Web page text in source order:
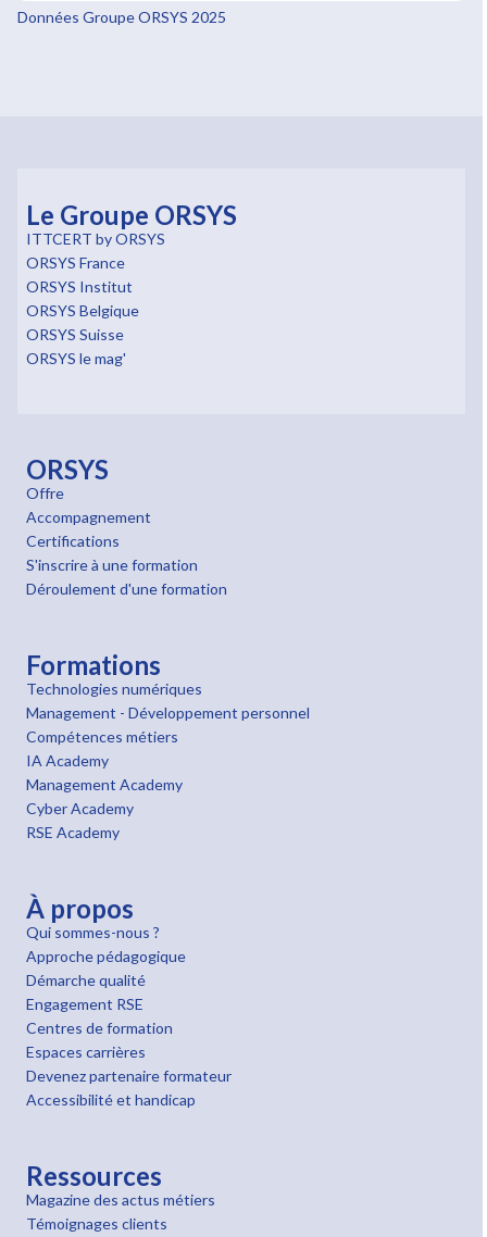
Données Groupe ORSYS 2025
Le Groupe ORSYS
ITTCERT by ORSYS
ORSYS France
ORSYS Institut
ORSYS Belgique
ORSYS Suisse
ORSYS le mag'
ORSYS
Offre
Accompagnement
Certifications
S'inscrire à une formation
Déroulement d'une formation
Formations
Technologies numériques
Management - Développement personnel
Compétences métiers
IA Academy
Management Academy
Cyber Academy
RSE Academy
À propos
Qui sommes-nous ?
Approche pédagogique
Démarche qualité
Engagement RSE
Centres de formation
Espaces carrières
Devenez partenaire formateur
Accessibilité et handicap
Ressources
Magazine des actus métiers
Témoignages clients